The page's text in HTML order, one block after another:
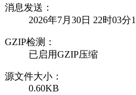
消息发送：
2026年7月30日 22时03分
GZIP检测：
已启用GZIP压缩
源文件大小：
0.60KB